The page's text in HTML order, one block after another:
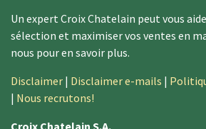
​Un expert​​ Croix Chatelain peut vous
sélection et maximiser vos ventes en
nous ​pour en savoir plus.
Disclaimer | Disclaimer e-mails |
| Nous recrutons!
Croix Chatelain S.A.